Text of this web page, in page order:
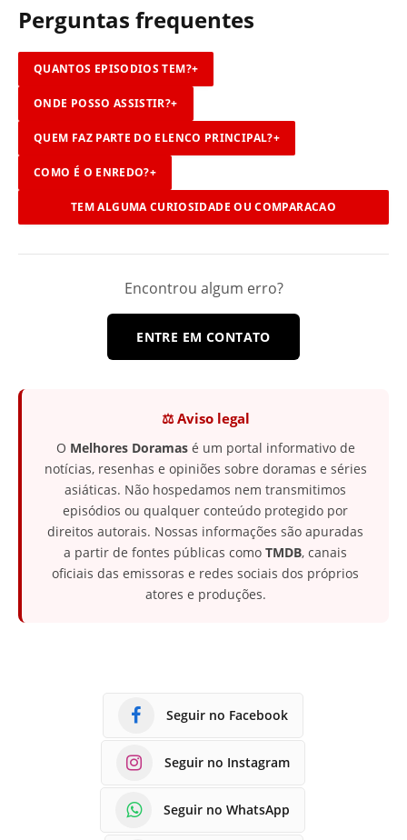
Perguntas frequentes
QUANTOS EPISODIOS TEM?+
ONDE POSSO ASSISTIR?+
QUEM FAZ PARTE DO ELENCO PRINCIPAL?+
COMO É O ENREDO?+
TEM ALGUMA CURIOSIDADE OU COMPARACAO
Encontrou algum erro?
ENTRE EM CONTATO
⚖️ Aviso legal
O Melhores Doramasé um portal informativo de
notícias, resenhas e opiniões sobre doramas e séries
asiáticas. Não hospedamos nem transmitimos
episódios ou qualquer conteúdo protegido por
direitos autorais. Nossas informações são apuradas
a partir de fontes públicas como TMDB, canais
oficiais das emissoras e redes sociais dos próprios
atores e produções.
Seguir no Facebook
Seguir no Instagram
Seguir no WhatsApp